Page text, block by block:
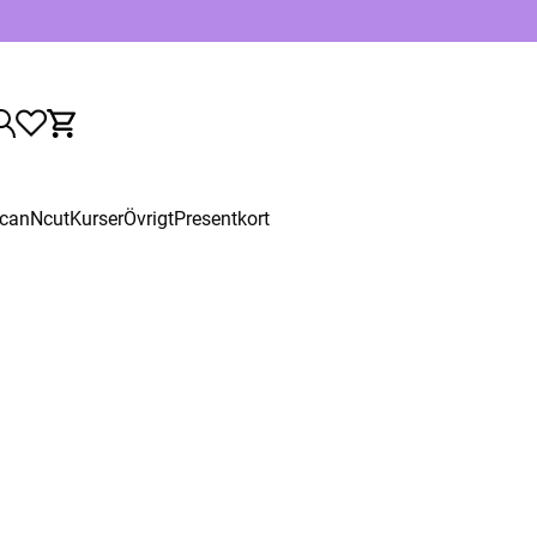
KurserÖvrigtPresentkort